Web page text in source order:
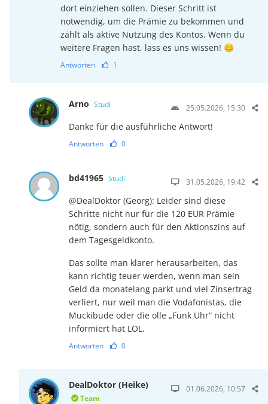
dort einziehen sollen. Dieser Schritt ist
notwendig, um die Prämie zu bekommen und
zählt als aktive Nutzung des Kontos. Wenn du
weitere Fragen hast, lass es uns wissen! 😊
Antworten 1
Arno Studi 25.05.2026, 15:30
Danke für die ausführliche Antwort!
Antworten 0
bd41965 Studi 31.05.2026, 19:42
@DealDoktor (Georg): Leider sind diese
Schritte nicht nur für die 120 EUR Prämie
nötig, sondern auch für den Aktionszins auf
dem Tagesgeldkonto.
Das sollte man klarer herausarbeiten, das
kann richtig teuer werden, wenn man sein
Geld da monatelang parkt und viel Zinsertrag
verliert, nur weil man die Vodafonistas, die
Muckibude oder die olle „Funk Uhr“ nicht
informiert hat LOL.
Antworten 0
DealDoktor (Heike)
Team
01.06.2026, 10:57